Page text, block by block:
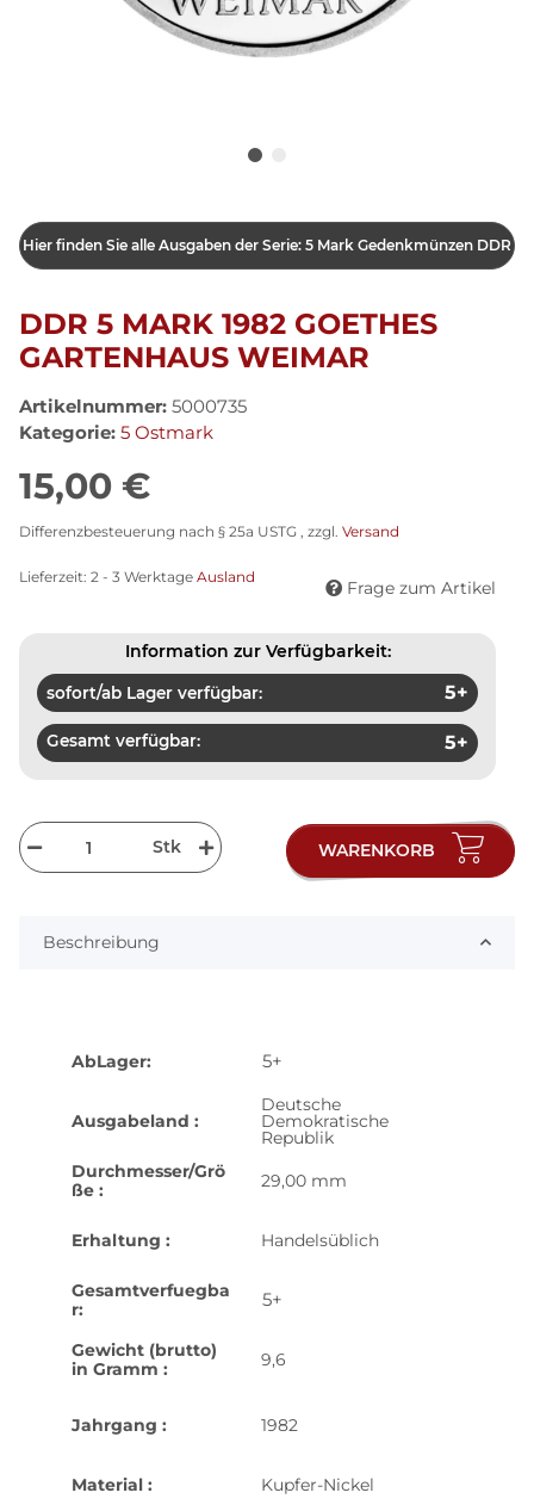
Hier finden Sie alle Ausgaben der Serie: 5 Mark Gedenkmünzen DDR
DDR 5 MARK 1982 GOETHES
GARTENHAUS WEIMAR
Artikelnummer: 5000735
Kategorie: 5 Ostmark
15,00 €
Differenzbesteuerung nach § 25a USTG , zzgl. Versand
Lieferzeit: 2 - 3 Werktage Ausland
Frage zum Artikel
Information zur Verfügbarkeit:
sofort/ab Lager verfügbar: 5+
Gesamt verfügbar: 5+
Stk WARENKORB
Beschreibung
AbLager: 5+
Ausgabeland :
Deutsche
Demokratische
Republik
Durchmesser/Grö
ße :
29,00 mm
Erhaltung : Handelsüblich
Gesamtverfuegba
r:
5+
Gewicht (brutto)
in Gramm :
9,6
Jahrgang : 1982
Material : Kupfer-Nickel